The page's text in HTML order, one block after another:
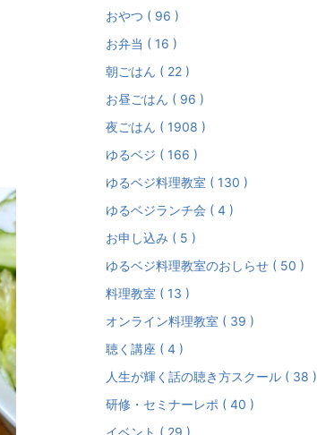
おやつ ( 96 )
お弁当 ( 16 )
朝ごはん ( 22 )
お昼ごはん ( 96 )
夜ごはん ( 1908 )
ゆるベジ ( 166 )
ゆるベジ料理教室 ( 130 )
ゆるベジランチ会 ( 4 )
お申し込み ( 5 )
ゆるベジ料理教室のおしらせ ( 50 )
料理教室 ( 13 )
オンライン料理教室 ( 39 )
聴く講座 ( 4 )
人生が輝く話の聴き方スクール ( 38 )
研修・セミナーレポ ( 40 )
イベント ( 29 )